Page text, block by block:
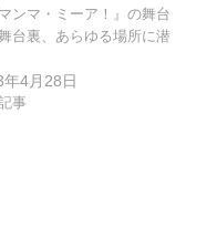
ンマ・ミーア！』の舞台
舞台裏、あらゆる場所に潜
年4月28日
事